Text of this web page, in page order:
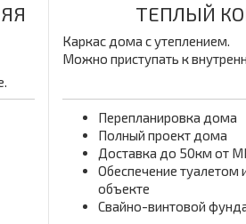
ТЕПЛЫЙ
Каркас дома с утеплением.
Можно приступать к
Перепланировка дома
Полный проект дома
Доставка до 50км от
Обеспечение туалетом
объекте
Свайно-винтовой